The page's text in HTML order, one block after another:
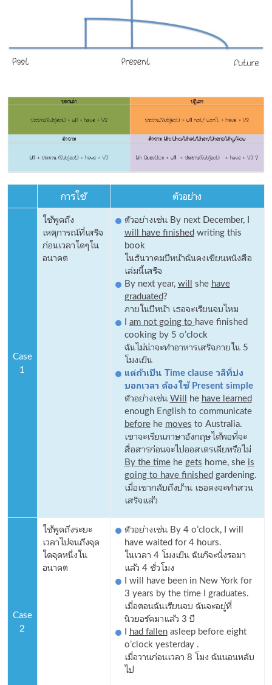
การใช้ ตัวอย่าง
Case
1
ใช้พูดถึง
เหตุการณ์ที่เสร็จ
ก่อนเวลาใดๆใน
อนาคต
ตัวอย่างเช่น By next December, I
will have finishedwriting this
book
ในธันวาคมปีหน้าฉันคงเขียนหนังสือ
เล่มนี้เสร็จ
By next year, will she have
graduated?
ภายในปีหน้า เธอจะเรียนจบไหม
I am not going to have finished
cooking by 5 o’clock
ฉันไม่น่าจะทำอาหารเสร็จภายใน 5
โมงเย็น
แต่ถ้าเป็น Time clause วลีที่บ่ง
บอกเวลา ต้องใช้ Present simple
ตัวอย่างเช่น Will he have learned
enough English to communicate
beforehe moves to Australia.
เขาจะเรียนภาษาอังกฤษได้พอที่จะ
สื่อสารก่อนจะไปออสเตรเลียหรือไม่
By the timehe gets home, she is
going to have finishedgardening.
เมื่อเขากลับถึงบ้าน เธอคงจะทำสวน
เสร็จแล้ว
Case
2
ใช้พูดถึงระยะ
เวลาไปจนถึงจุด
ใดจุดหนึ่งใน
อนาคต
ตัวอย่างเช่น By 4 o’clock, I will
have waited for 4 hours.
ในเวลา 4 โมงเย็น ฉันก็จะนั่งรอมา
แล้ว 4 ชั่วโมง
I will have been in New York for
3 years by the time I graduates.
เมื่อตอนฉันเรียนจบ ฉันจะอยู่ที่
นิวยอร์คมาแล้ว 3 ปี
I had fallenasleep before eight
o’clock yesterday .
เมื่อวานก่อนเวลา 8 โมง ฉันนอนหลับ
ไป